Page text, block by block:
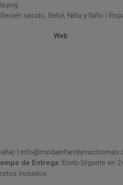
nacido, Bebé, Niña y Niño |
Web
|
de Entrega: Envío Urgente en
incluidos